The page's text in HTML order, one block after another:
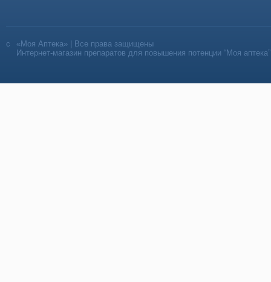
«Моя Аптека» | Все права защищены
Интернет-магазин препаратов для повышения потенции “Моя